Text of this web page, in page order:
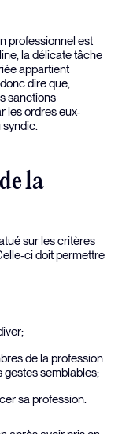
professionnel est
la délicate tâche
appartient
dire que,
sanctions
les ordres eux-
syndic.
la
sur les critères
ci doit permettre
de la profession
gestes semblables;
sa profession.